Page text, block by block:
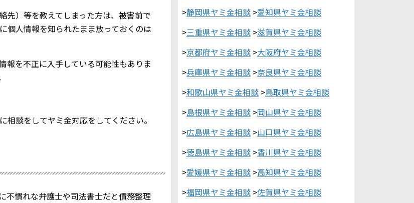
先）等を教えてしまった方は、被害前で
個人情報を知られたまま放っておくのは
報を不正に入手している可能性もありま
談をしてヤミ金対応をしてください。
不慣れな弁護士や司法書士だと債務整理
>静岡県ヤミ金相談 >愛知県ヤミ金相談
>三重県ヤミ金相談 >滋賀県ヤミ金相談
>京都府ヤミ金相談 >大阪府ヤミ金相談
>兵庫県ヤミ金相談 >奈良県ヤミ金相談
>和歌山県ヤミ金相談 >鳥取県ヤミ金相談
>島根県ヤミ金相談 >岡山県ヤミ金相談
>広島県ヤミ金相談 >山口県ヤミ金相談
>徳島県ヤミ金相談 >香川県ヤミ金相談
>愛媛県ヤミ金相談 >高知県ヤミ金相談
>福岡県ヤミ金相談 >佐賀県ヤミ金相談